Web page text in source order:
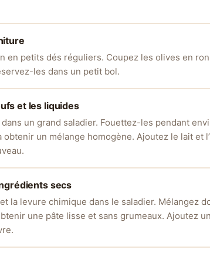
en petits dés réguliers. Coupez les olives en
les dans un petit bol.
et les liquides
un grand saladier. Fouettez-les pendant
obtenir un mélange homogène. Ajoutez le lait et
secs
la levure chimique dans le saladier. Mélangez
une pâte lisse et sans grumeaux. Ajoutez